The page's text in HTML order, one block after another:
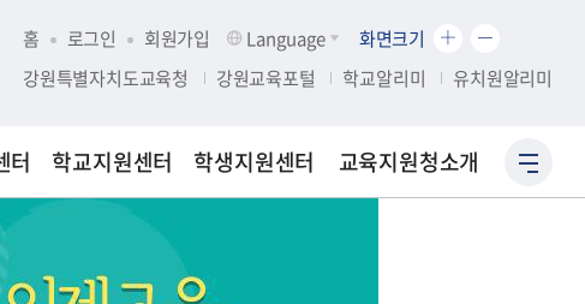
홈 로그인 회원가입 Language 화면크기
면
크
확
화
면
크
강원특별자치도교육청 강원교육포털 학교알리미 유치원알리미
터 학교지원센터 학생지원센터 교육지원청소개
사
이